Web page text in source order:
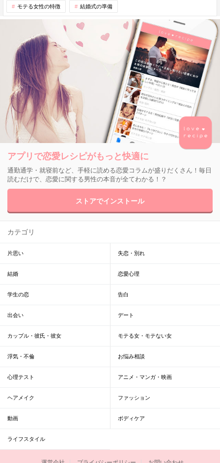
モテる女性の特徴 結婚式の準備
アプリで恋愛レシピがもっと快適に
通勤通学・就寝前など、手軽に読める恋愛コラムが盛りだくさん！毎日
読むだけで、恋愛に関する男性の本音が全てわかる！？
ストアでインストール
カテゴリ
片思い 失恋・別れ
結婚 恋愛心理
学生の恋 告白
出会い デート
カップル・彼氏・彼女 モテる女・モテない女
浮気・不倫 お悩み相談
心理テスト アニメ・マンガ・映画
ヘアメイク ファッション
動画 ボディケア
ライフスタイル